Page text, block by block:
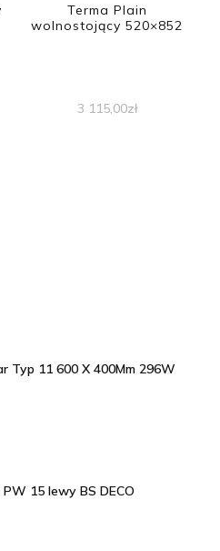
Terma Plain
wolnostojący 520×852
3 115,00zł
Typ 11 600 X 400Mm 296W
15 lewy BS DECO